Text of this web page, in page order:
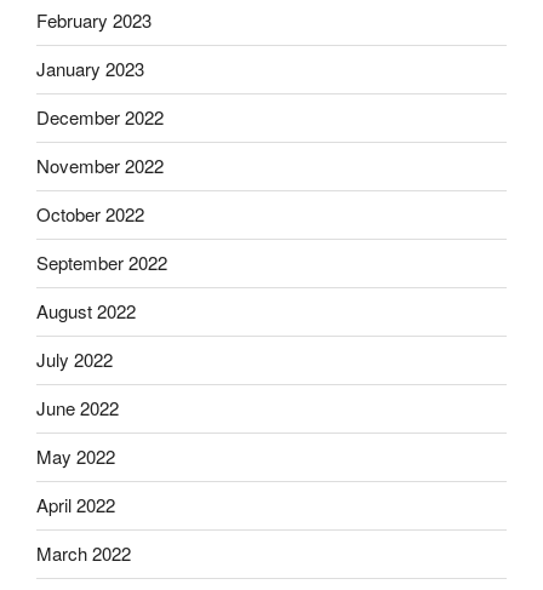
February 2023
January 2023
December 2022
November 2022
October 2022
September 2022
August 2022
July 2022
June 2022
May 2022
April 2022
March 2022